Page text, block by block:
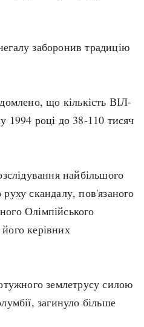
заборонив традицію
що кількість ВІЛ-
1994 році до 38-110 тисяч
найбільшого
руху скандалу, пов'язаного
Олімпійського
керівних
землетрусу силою
загинуло більше